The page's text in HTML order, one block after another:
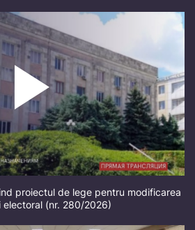
proiectul de lege pentru modificarea
electoral (nr. 280/2026)